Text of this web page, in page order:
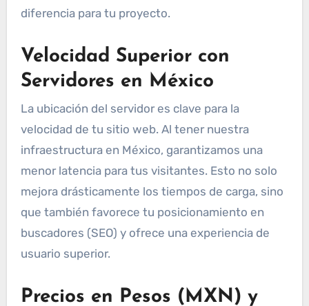
diferencia para tu proyecto.
Velocidad Superior con
Servidores en México
La ubicación del servidor es clave para la
velocidad de tu sitio web. Al tener nuestra
infraestructura en México, garantizamos una
menor latencia para tus visitantes. Esto no solo
mejora drásticamente los tiempos de carga, sino
que también favorece tu posicionamiento en
buscadores (SEO) y ofrece una experiencia de
usuario superior.
Precios en Pesos (MXN) y